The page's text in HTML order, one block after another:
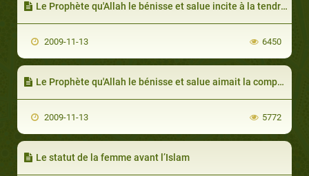
Le Prophète qu'Allah le bénisse et salue incite à la tendresse envers la femme
2009-11-13 6450
Le Prophète qu'Allah le bénisse et salue aimait la compagnie de son épouse
2009-11-13 5772
Le statut de la femme avant l’Islam